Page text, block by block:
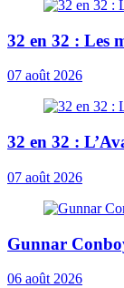
32 en 32 : Les
07 août 2026
32 en 32 :
07 août 2026
Gunnar
06 août 2026